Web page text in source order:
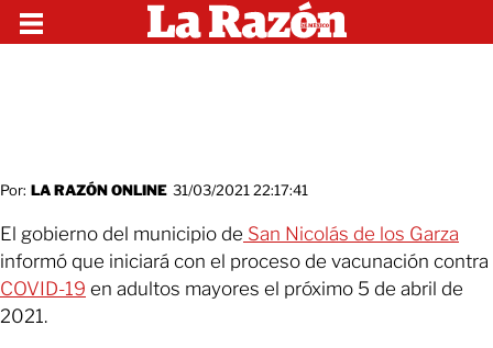
Por: LA RAZÓN ONLINE 31/03/2021 22:17:41
El gobierno del municipio de San Nicolás de los Garza
informó que iniciará con el proceso de vacunación contra
COVID-19 en adultos mayores el próximo 5 de abril de
2021.